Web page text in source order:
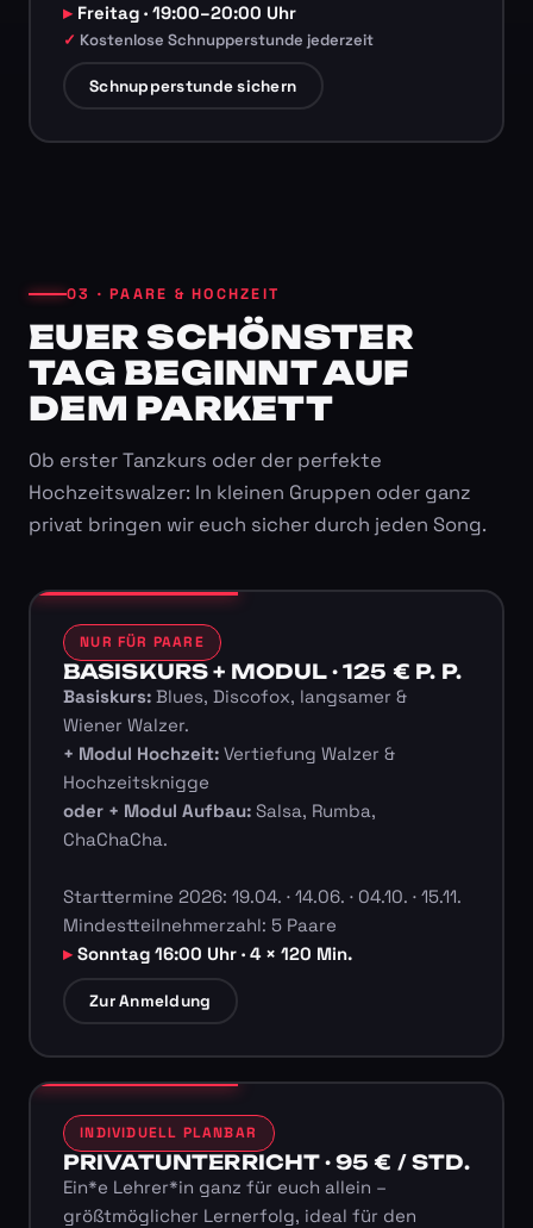
Freitag · 19:00–20:00 Uhr
Kostenlose Schnupperstunde jederzeit
Schnupperstunde sichern
03 · PAARE & HOCHZEIT
EUER SCHÖNSTER
TAG BEGINNT AUF
DEM PARKETT
Ob erster Tanzkurs oder der perfekte
Hochzeitswalzer: In kleinen Gruppen oder ganz
privat bringen wir euch sicher durch jeden Song.
NUR FÜR PAARE
BASISKURS + MODUL · 125 € P. P.
Basiskurs:Blues, Discofox, langsamer &
Wiener Walzer.
+ Modul Hochzeit:Vertiefung Walzer &
Hochzeitsknigge
oder + Modul Aufbau:Salsa, Rumba,
ChaChaCha.
Starttermine 2026: 19.04. · 14.06. · 04.10. · 15.11.
Mindestteilnehmerzahl: 5 Paare
Sonntag 16:00 Uhr · 4 × 120 Min.
Zur Anmeldung
INDIVIDUELL PLANBAR
PRIVATUNTERRICHT · 95 € / STD.
Ein*e Lehrer*in ganz für euch allein –
größtmöglicher Lernerfolg, ideal für den